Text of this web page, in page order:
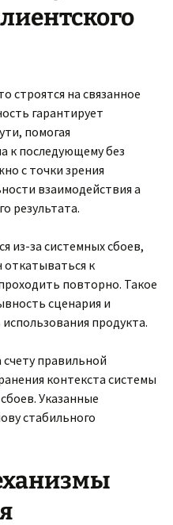
строятся на связанное
гарантирует
помогая
к последующему без
с точки зрения
взаимодействия а
результата.
из-за системных сбоев,
откатываться к
повторно. Такое
сценария и
продукта.
счету правильной
контекста системы
Указанные
стабильного